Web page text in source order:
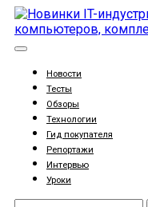
Новости
Тесты
Обзоры
Технологии
Гид покупателя
Репортажи
Интервью
Уроки